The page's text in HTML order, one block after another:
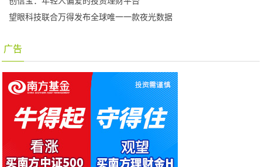
望眼科技联合万得发布全球唯一一款夜光数据
广告